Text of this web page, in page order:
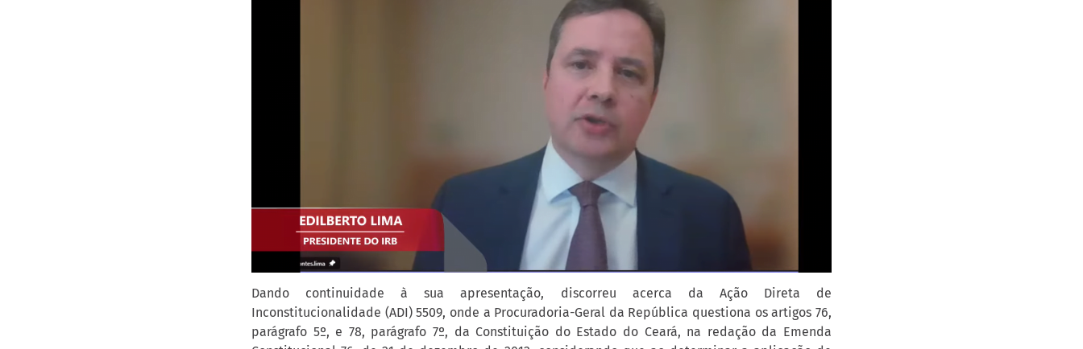
Dando continuidade à sua apresentação, discorreu acerca da Ação Direta de
Inconstitucionalidade (ADI) 5509, onde a Procuradoria-Geral da República questiona os artigos 76,
parágrafo 5º, e 78, parágrafo 7º, da Constituição do Estado do Ceará, na redação da Emenda